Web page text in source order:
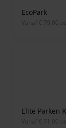
EcoPark
vanaf € 79,00
Elite Parken
vanaf € 71,00